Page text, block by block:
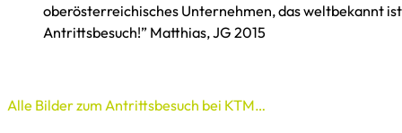
oberösterreichisches Unternehmen, das weltbekannt
Antrittsbesuch!” Matthias, JG 2015
Alle Bilder zum Antrittsbesuch bei KTM…